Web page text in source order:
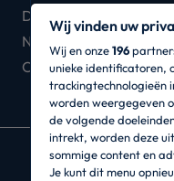
De Hoover
Nieuwsbrief
Catalogi
CANDY
Wij vinden uw
Wij en onze196
unieke identificatoren,
trackingtechnologieën
worden weergegeven
de volgende
intrekt, worden deze
sommige content en
Je kunt dit menu